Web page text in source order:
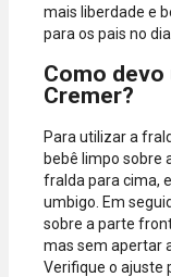
mais liberdade e
para os pais no dia
Como devo
Cremer?
Para utilizar a
bebê limpo sobre
fralda para cima,
umbigo. Em
sobre a parte
mas sem apertar
Verifique o ajuste